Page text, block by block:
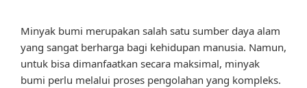
Minyak bumi merupakan salah satu sumber daya alam
yang sangat berharga bagi kehidupan manusia. Namun,
untuk bisa dimanfaatkan secara maksimal, minyak
bumi perlu melalui proses pengolahan yang kompleks.